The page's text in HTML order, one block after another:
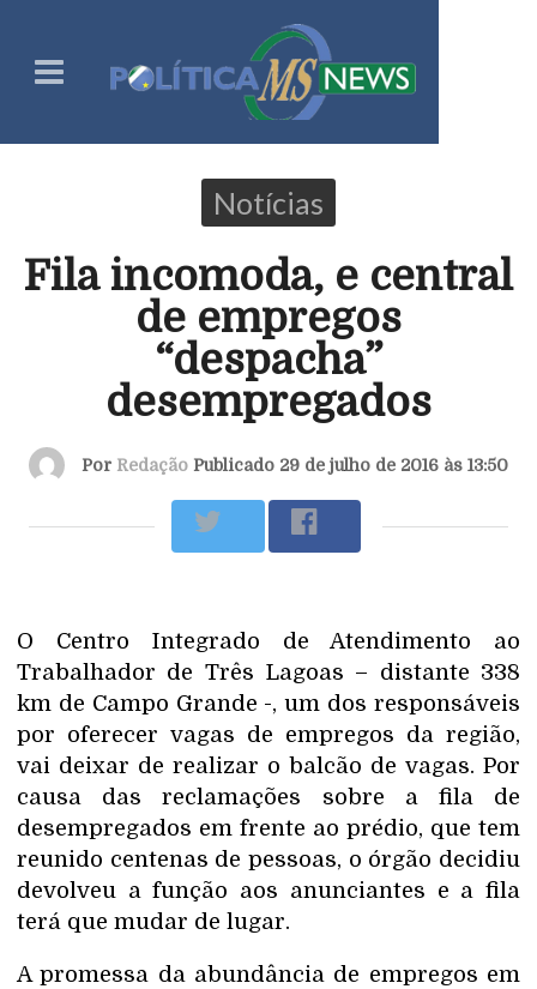
Notícias
Fila incomoda, e central
de empregos
“despacha”
desempregados
Por Redação Publicado 29 de julho de 2016 às 13:50
O Centro Integrado de Atendimento ao
Trabalhador de Três Lagoas – distante 338
km de Campo Grande -, um dos responsáveis
por oferecer vagas de empregos da região,
vai deixar de realizar o balcão de vagas. Por
causa das reclamações sobre a fila de
desempregados em frente ao prédio, que tem
reunido centenas de pessoas, o órgão decidiu
devolveu a função aos anunciantes e a fila
terá que mudar de lugar.
A promessa da abundância de empregos em